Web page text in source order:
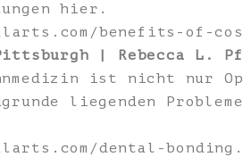
hier.
benefits-of-
| Rebecca L.
ist nicht nur
liegenden
dental-